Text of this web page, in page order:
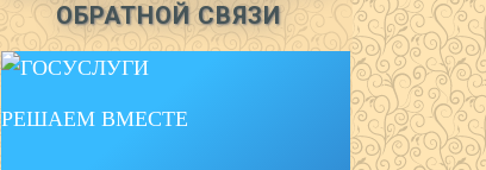
ОБРАТНОЙ СВЯЗИ
РЕШАЕМ ВМЕСТЕ